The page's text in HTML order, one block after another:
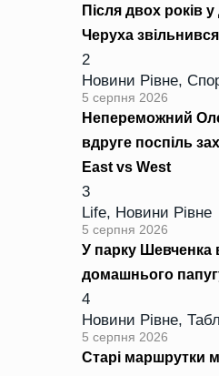
Після двох років
Черуха
2
Новини Рівне,
5 серпня 2026
Непереможний
вдруге поспіль
East vs West
3
Life, Новини Рівне
5 серпня 2026
У парку Шевченка
домашнього
4
Новини Рівне,
5 серпня 2026
Старі маршрутки